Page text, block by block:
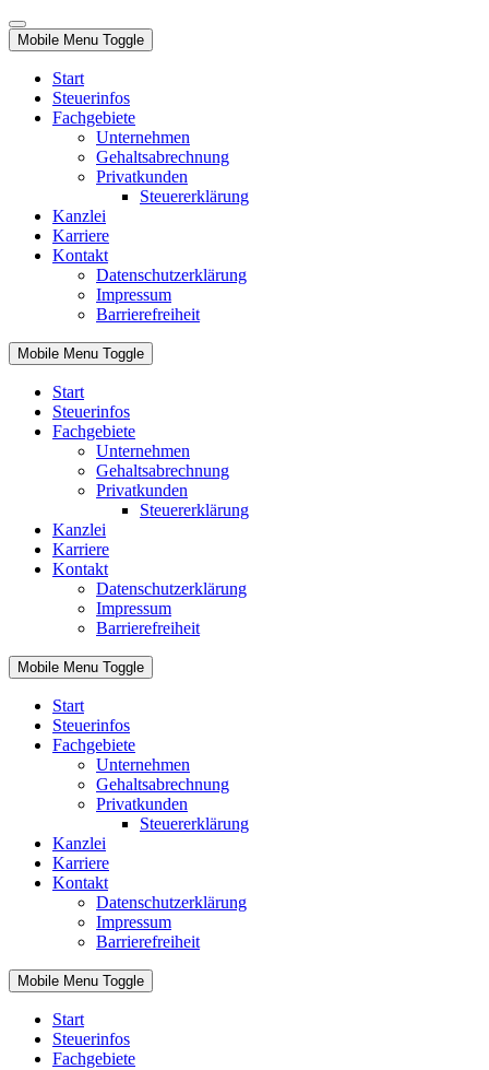
Mobile Menu Toggle
Start
Steuerinfos
Fachgebiete
Unternehmen
Gehaltsabrechnung
Privatkunden
Steuererklärung
Kanzlei
Karriere
Kontakt
Datenschutzerklärung
Impressum
Barrierefreiheit
Mobile Menu Toggle
Start
Steuerinfos
Fachgebiete
Unternehmen
Gehaltsabrechnung
Privatkunden
Steuererklärung
Kanzlei
Karriere
Kontakt
Datenschutzerklärung
Impressum
Barrierefreiheit
Mobile Menu Toggle
Start
Steuerinfos
Fachgebiete
Unternehmen
Gehaltsabrechnung
Privatkunden
Steuererklärung
Kanzlei
Karriere
Kontakt
Datenschutzerklärung
Impressum
Barrierefreiheit
Mobile Menu Toggle
Start
Steuerinfos
Fachgebiete